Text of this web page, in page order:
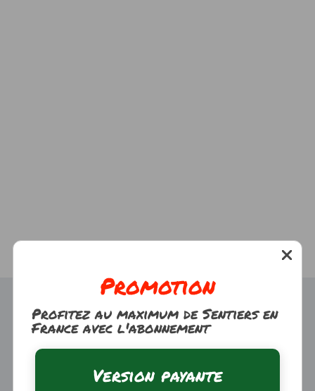
Trouver une randonnée À propos
Promotion
Profitez au maximum de Sentiers en
France avec l'abonnement
Version payante